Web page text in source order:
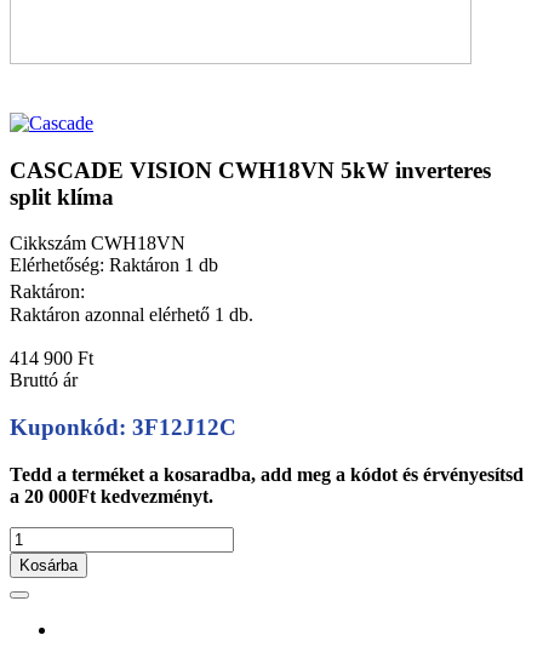
CASCADE VISION CWH18VN 5kW inverteres
split klíma
Cikkszám CWH18VN
Elérhetőség: Raktáron 1 db
Raktáron:
Raktáron azonnal elérhető 1 db.
414 900 Ft
Bruttó ár
Kuponkód: 3F12J12C
Tedd a terméket a kosaradba, add meg a kódot és érvényesítsd
a 20 000Ft kedvezményt.
Kosárba